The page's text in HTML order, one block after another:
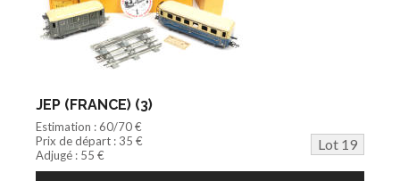
JEP (FRANCE) (3)
Estimation : 60/70 €
Prix de départ : 35 €
Lot 19
Adjugé : 55 €